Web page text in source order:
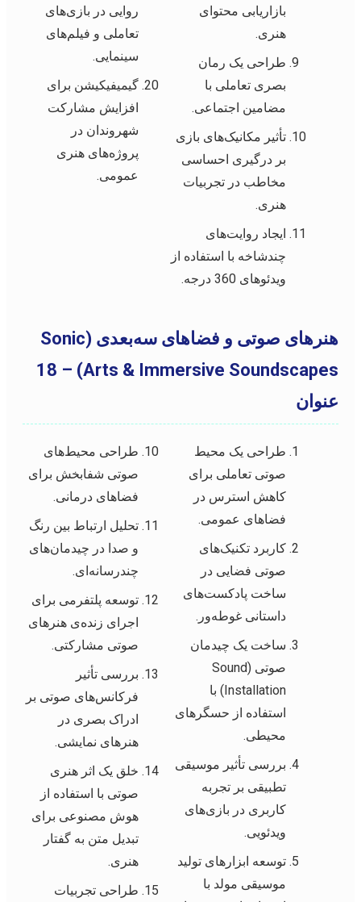
بازاریابی محتوای
هنری.
طراحی یک رمان
بصری تعاملی با
مضامین اجتماعی.
تأثیر مکانیک‌های بازی
بر درگیری احساسی
مخاطب در تجربیات
هنری.
ایجاد روایت‌های
چندشاخه با استفاده از
ویدئوهای 360 درجه.
روایی در بازی‌های
تعاملی و فیلم‌های
سینمایی.
گیمیفیکیشن برای
افزایش مشارکت
شهروندان در
پروژه‌های هنری
عمومی.
هنرهای صوتی و فضاهای سه‌بعدی (Sonic
Arts & Immersive Soundscapes) – 18
عنوان
طراحی یک محیط
صوتی تعاملی برای
کاهش استرس در
فضاهای عمومی.
کاربرد تکنیک‌های
صوتی فضایی در
ساخت پادکست‌های
داستانی غوطه‌ور.
ساخت یک چیدمان
صوتی (Sound
Installation) با
استفاده از حسگرهای
محیطی.
بررسی تأثیر موسیقی
تطبیقی بر تجربه
کاربری در بازی‌های
ویدئویی.
توسعه ابزارهای تولید
موسیقی مولد با
طراحی محیط‌های
صوتی شفابخش برای
فضاهای درمانی.
تحلیل ارتباط بین رنگ
و صدا در چیدمان‌های
چندرسانه‌ای.
توسعه پلتفرمی برای
اجرای زنده‌ی هنرهای
صوتی مشارکتی.
بررسی تأثیر
فرکانس‌های صوتی بر
ادراک بصری در
هنرهای نمایشی.
خلق یک اثر هنری
صوتی با استفاده از
هوش مصنوعی برای
تبدیل متن به گفتار
هنری.
طراحی تجربیات